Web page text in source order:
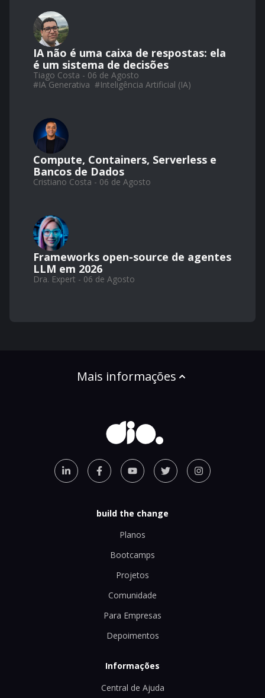
IA não é uma caixa de respostas: ela
é um sistema de decisões
Tiago Costa - 06 de Agosto
#IA Generativa #Inteligência Artificial (IA)
Compute, Containers, Serverless e
Bancos de Dados
Cristiano Costa - 06 de Agosto
Frameworks open-source de agentes
LLM em 2026
Dra. Expert - 06 de Agosto
Mais informações
build the change
Planos
Bootcamps
Projetos
Comunidade
Para Empresas
Depoimentos
Informações
Central de Ajuda